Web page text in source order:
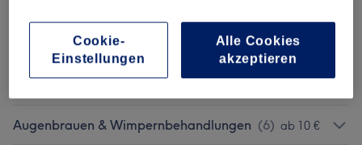
Permanent Make-Up (8) ab 100 €
Gesichtshaarentfernung Mit
ab 10 €
Augenbrauen & Wimpernbehandlungen (6) ab 10 €
Cookie-
Einstellungen
Alle Cookies
akzeptieren